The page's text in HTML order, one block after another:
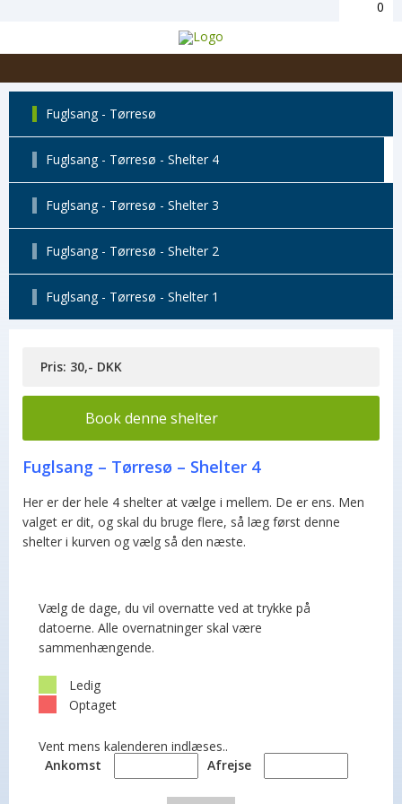
0
Fuglsang - Tørresø
Fuglsang - Tørresø - Shelter 4
Fuglsang - Tørresø - Shelter 3
Fuglsang - Tørresø - Shelter 2
Fuglsang - Tørresø - Shelter 1
Pris: 30,- DKK
Book denne shelter
Fuglsang – Tørresø – Shelter 4
Her er der hele 4 shelter at vælge i mellem. De er ens. Men
valget er dit, og skal du bruge flere, så læg først denne
shelter i kurven og vælg så den næste.
Vælg de dage, du vil overnatte ved at trykke på
datoerne. Alle overnatninger skal være
sammenhængende.
Ledig
Optaget
Vent mens kalenderen indlæses..
Ankomst
Afrejse